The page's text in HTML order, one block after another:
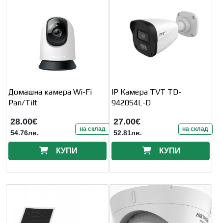
Домашна камера Wi-Fi
Pan/Tilt
28.00€
54.76лв. на склад
КУПИ
IP Камера TVT TD-
9420S4L-D
27.00€
52.81лв. на склад
КУПИ